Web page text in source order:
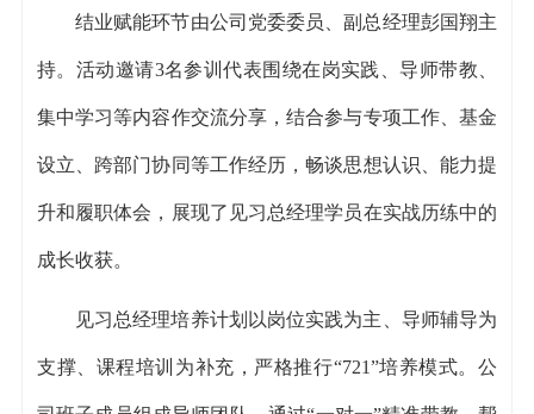
结业赋能环节由公司党委委员、副总经理彭国翔主
持。活动邀请3名参训代表围绕在岗实践、导师带教、
集中学习等内容作交流分享，结合参与专项工作、基金
设立、跨部门协同等工作经历，畅谈思想认识、能力提
升和履职体会，展现了见习总经理学员在实战历练中的
成长收获。
见习总经理培养计划以岗位实践为主、导师辅导为
支撑、课程培训为补充，严格推行“721”培养模式。公